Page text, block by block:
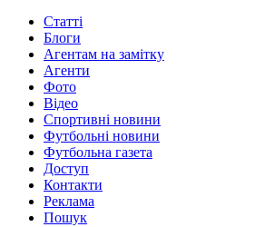
Статті
Блоги
Агентам на замітку
Агенти
Фото
Відео
Спортивні новини
Футбольні новини
Футбольна газета
Доступ
Контакти
Реклама
Пошук